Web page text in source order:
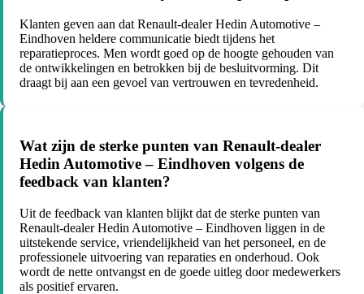
Klanten geven aan dat Renault-dealer Hedin Automotive –
Eindhoven heldere communicatie biedt tijdens het
reparatieproces. Men wordt goed op de hoogte gehouden van
de ontwikkelingen en betrokken bij de besluitvorming. Dit
draagt bij aan een gevoel van vertrouwen en tevredenheid.
Wat zijn de sterke punten van Renault-dealer
Hedin Automotive – Eindhoven volgens de
feedback van klanten?
Uit de feedback van klanten blijkt dat de sterke punten van
Renault-dealer Hedin Automotive – Eindhoven liggen in de
uitstekende service, vriendelijkheid van het personeel, en de
professionele uitvoering van reparaties en onderhoud. Ook
wordt de nette ontvangst en de goede uitleg door medewerkers
als positief ervaren.